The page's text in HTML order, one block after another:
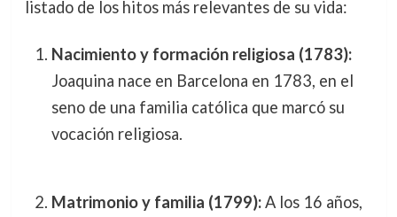
listado de los hitos más relevantes de su vida:
Nacimiento y formación religiosa (1783):
Joaquina nace en Barcelona en 1783, en el
seno de una familia católica que marcó su
vocación religiosa.
Matrimonio y familia (1799):A los 16 años,